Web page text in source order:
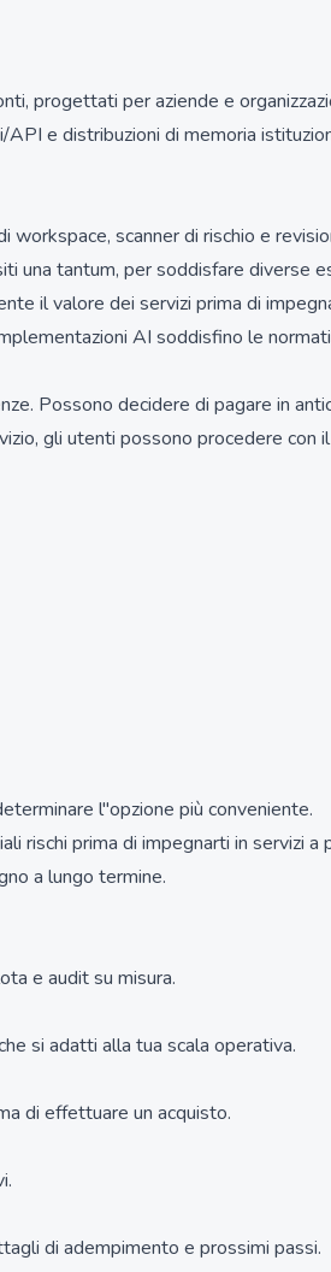
progettati per aziende e
e distribuzioni di memoria
scanner di rischio e
una tantum, per soddisfare diverse
il valore dei servizi prima di
AI soddisfino le
Possono decidere di pagare in
gli utenti possono procedere con
l''opzione più conveniente.
rischi prima di impegnarti in servizi a
a lungo termine.
e audit su misura.
si adatti alla tua scala operativa.
di effettuare un acquisto.
di adempimento e prossimi passi.